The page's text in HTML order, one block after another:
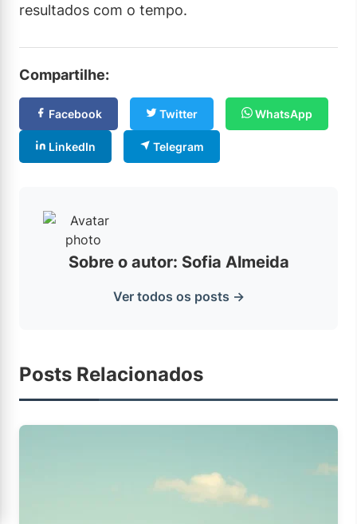
resultados com o tempo.
Compartilhe:
Facebook Twitter WhatsApp
LinkedIn Telegram
Sobre o autor: Sofia Almeida
Ver todos os posts →
Posts Relacionados